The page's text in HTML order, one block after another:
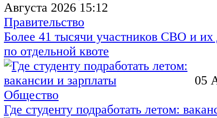
Августа 2026 15:12
Правительство
Более 41 тысячи участников СВО и их
по отдельной квоте
05
Общество
Где студенту подработать летом: